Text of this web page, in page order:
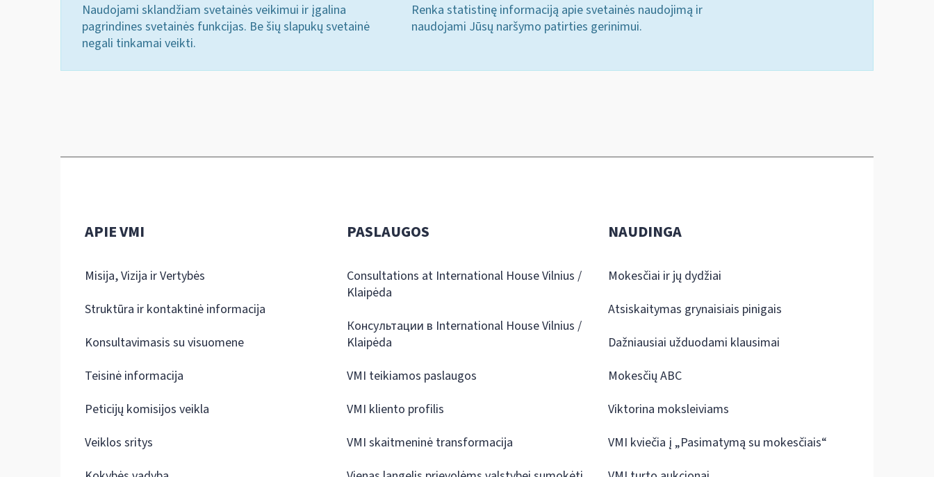
Naudojami sklandžiam svetainės veikimui ir įgalina
pagrindines svetainės funkcijas. Be šių slapukų svetainė
negali tinkamai veikti.
Renka statistinę informaciją apie svetainės naudojimą ir
naudojami Jūsų naršymo patirties gerinimui.
APIE VMI
Misija, Vizija ir Vertybės
Struktūra ir kontaktinė informacija
Konsultavimasis su visuomene
Teisinė informacija
Peticijų komisijos veikla
Veiklos sritys
PASLAUGOS
Consultations at International House Vilnius /
Klaipėda
Консультации в International House Vilnius /
Klaipėda
VMI teikiamos paslaugos
VMI kliento profilis
VMI skaitmeninė transformacija
NAUDINGA
Mokesčiai ir jų dydžiai
Atsiskaitymas grynaisiais pinigais
Dažniausiai užduodami klausimai
Mokesčių ABC
Viktorina moksleiviams
VMI kviečia į „Pasimatymą su mokesčiais“